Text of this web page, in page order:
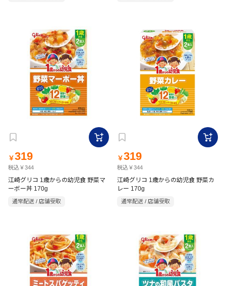
￥319
税込￥344
江崎グリコ 1歳からの幼児食 野菜マ
ーボー丼 170g
通常配送 / 店舗受取
￥319
税込￥344
江崎グリコ 1歳からの幼児食 野菜カ
レー 170g
通常配送 / 店舗受取